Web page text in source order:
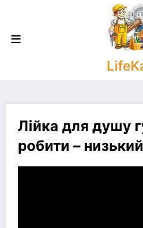
Лійка для душу
робити –